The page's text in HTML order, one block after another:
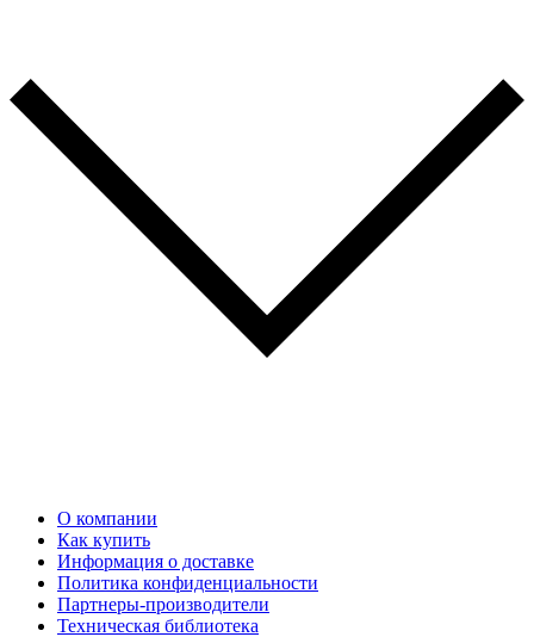
О компании
Как купить
Информация о доставке
Политика конфиденциальности
Партнеры-производители
Техническая библиотека